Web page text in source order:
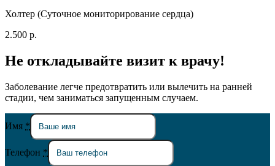
Холтер (Суточное мониторирование сердца)
2.500 р.
Не откладывайте визит к врачу!
Заболевание легче предотвратить или вылечить на ранней
стадии, чем заниматься запущенным случаем.
Имя *
Телефон *